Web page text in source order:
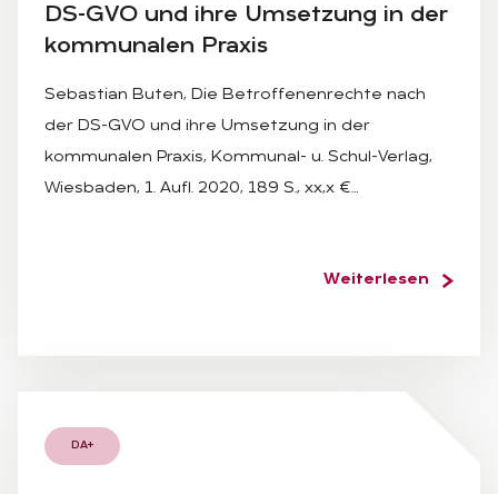
DS-GVO und ihre Um­set­zung in der
kom­mu­na­len Pra­xis
Sebastian Buten, Die Betroffenenrechte nach
der DS-GVO und ihre Umsetzung in der
kommunalen Praxis, Kommunal- u. Schul-Verlag,
Wiesbaden, 1. Aufl. 2020, 189 S., xx,x €…
Weiterlesen
DA+